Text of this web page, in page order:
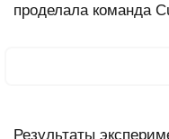
проделала команда
Результаты